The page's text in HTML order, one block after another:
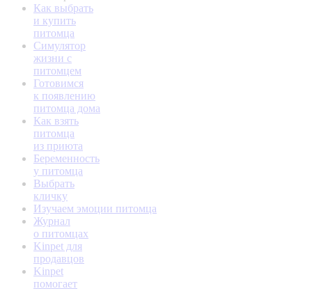
Как выбрать
и купить
питомца
Симулятор
жизни с
питомцем
Готовимся
к появлению
питомца дома
Как взять
питомца
из приюта
Беременность
у питомца
Выбрать
кличку
Изучаем эмоции питомца
Журнал
о питомцах
Kinpet для
продавцов
Kinpet
помогает